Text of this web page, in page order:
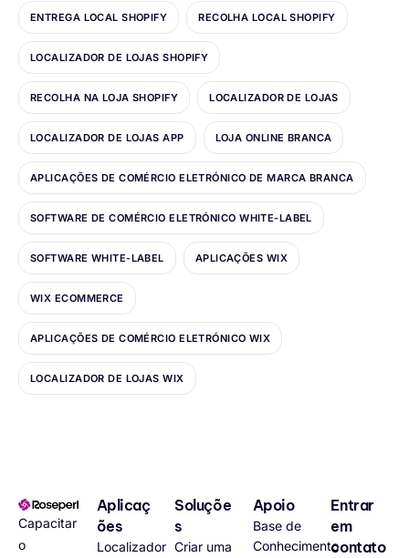
ENTREGA LOCAL SHOPIFY RECOLHA LOCAL SHOPIFY
LOCALIZADOR DE LOJAS SHOPIFY
RECOLHA NA LOJA SHOPIFY LOCALIZADOR DE LOJAS
LOCALIZADOR DE LOJAS APP LOJA ONLINE BRANCA
APLICAÇÕES DE COMÉRCIO ELETRÓNICO DE MARCA BRANCA
SOFTWARE DE COMÉRCIO ELETRÓNICO WHITE-LABEL
SOFTWARE WHITE-LABEL APLICAÇÕES WIX
WIX ECOMMERCE
APLICAÇÕES DE COMÉRCIO ELETRÓNICO WIX
LOCALIZADOR DE LOJAS WIX
Capacitar
o
Aplicaç
ões
Localizador
Soluçõe
s
Criar uma
Apoio
Base de
Conhecimento
Entrar
em
contato